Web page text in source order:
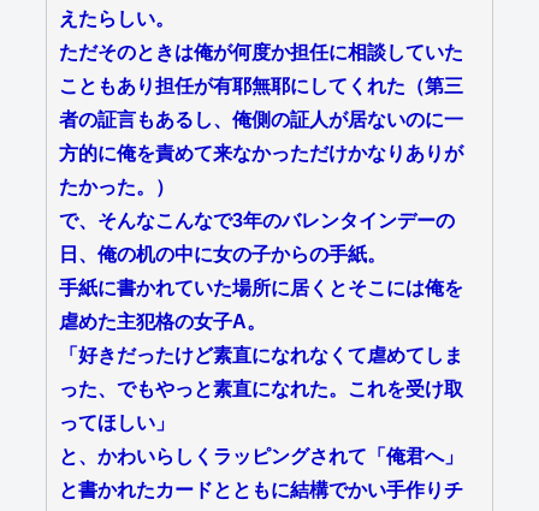
えたらしい。
ただそのときは俺が何度か担任に相談していた
こともあり担任が有耶無耶にしてくれた（第三
者の証言もあるし、俺側の証人が居ないのに一
方的に俺を責めて来なかっただけかなりありが
たかった。）
で、そんなこんなで3年のバレンタインデーの
日、俺の机の中に女の子からの手紙。
手紙に書かれていた場所に居くとそこには俺を
虐めた主犯格の女子A。
「好きだったけど素直になれなくて虐めてしま
った、でもやっと素直になれた。これを受け取
ってほしい」
と、かわいらしくラッピングされて「俺君へ」
と書かれたカードとともに結構でかい手作りチ